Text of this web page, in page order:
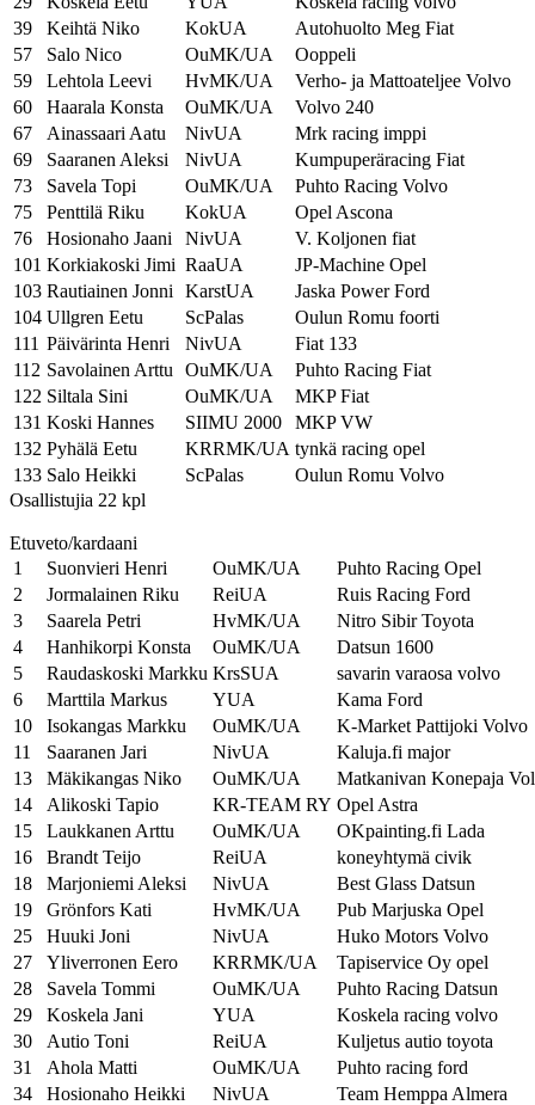
39
Keihtä Niko KokUA
Autohuolto Meg Fiat
57
Salo Nico OuMK/UA
Ooppeli
59
Lehtola Leevi HvMK/UA
Verho- ja Mattoateljee Volvo
60
Haarala Konsta OuMK/UA
Volvo 240
67
Ainassaari Aatu NivUA
Mrk racing imppi
69
Saaranen Aleksi NivUA
Kumpuperäracing Fiat
73
Savela Topi OuMK/UA
Puhto Racing Volvo
75
Penttilä Riku KokUA
Opel Ascona
76
Hosionaho Jaani NivUA
V. Koljonen fiat
101 Korkiakoski Jimi RaaUA
JP-Machine Opel
103 Rautiainen Jonni KarstUA
Jaska Power Ford
104 Ullgren Eetu ScPalas
Oulun Romu foorti
111 Päivärinta Henri NivUA
Fiat 133
112 Savolainen Arttu OuMK/UA
Puhto Racing Fiat
122 Siltala Sini OuMK/UA
MKP Fiat
131 Koski Hannes SIIMU 2000
MKP VW
132 Pyhälä Eetu KRRMK/UA tynkä racing opel
133 Salo Heikki ScPalas
Oulun Romu Volvo
Osallistujia 22 kpl
Etuveto/kardaani
1
Suonvieri Henri OuMK/UA
Puhto Racing Opel
2
Jormalainen Riku ReiUA
Ruis Racing Ford
3
Saarela Petri HvMK/UA
Nitro Sibir Toyota
4
Hanhikorpi Konsta OuMK/UA
Datsun 1600
5
Raudaskoski Markku KrsSUA
savarin varaosa volvo
6
Marttila Markus YUA
Kama Ford
10
Isokangas Markku OuMK/UA
K-Market Pattijoki Volvo
11
Saaranen Jari NivUA
Kaluja.fi major
13
Mäkikangas Niko OuMK/UA
Matkanivan Konepaja
14
Alikoski Tapio KR-TEAM RY Opel Astra
15
Laukkanen Arttu OuMK/UA
OKpainting.fi Lada
16
Brandt Teijo ReiUA
koneyhtymä civik
18
Marjoniemi Aleksi NivUA
Best Glass Datsun
19
Grönfors Kati HvMK/UA
Pub Marjuska Opel
25
Huuki Joni NivUA
Huko Motors Volvo
27
Yliverronen Eero KRRMK/UA
Tapiservice Oy opel
28
Savela Tommi OuMK/UA
Puhto Racing Datsun
29
Koskela Jani YUA
Koskela racing volvo
30
Autio Toni ReiUA
Kuljetus autio toyota
31
Ahola Matti OuMK/UA
Puhto racing ford
34
Hosionaho Heikki NivUA
Team Hemppa Almera